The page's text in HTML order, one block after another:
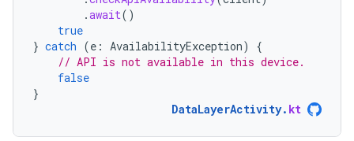
.await()
true
} catch (e : AvailabilityException)
{
// API is not available in this device.
false
}
DataLayerActivity. kt